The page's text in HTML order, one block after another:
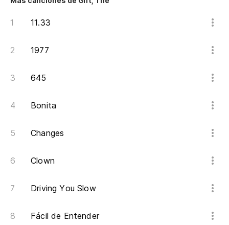
11.33
1977
645
Bonita
Changes
Clown
Driving You Slow
Fácil de Entender